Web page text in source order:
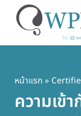
เนื้อหา
หลัก
หน้าแรก»
ความเข้